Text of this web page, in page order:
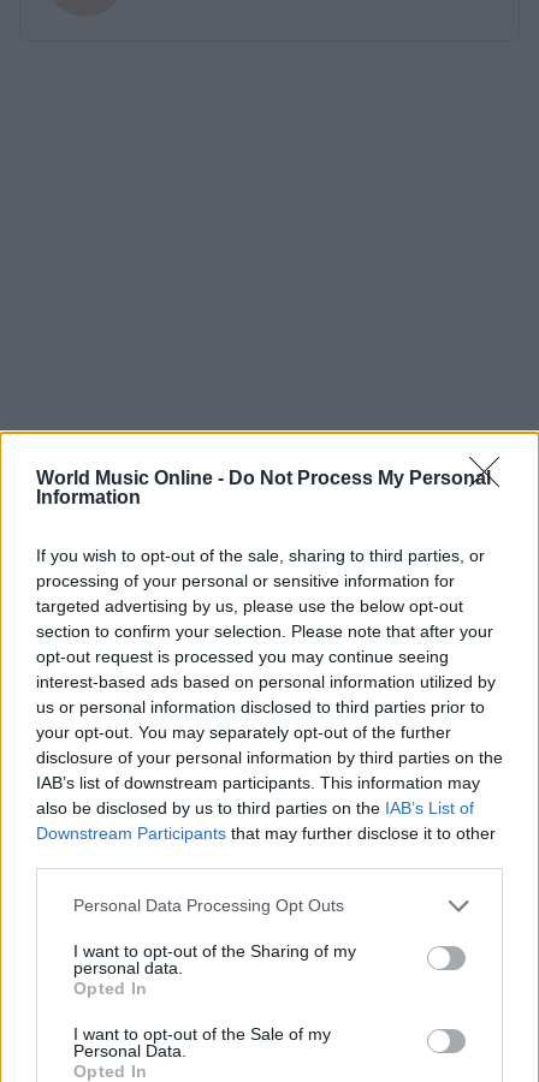
World Music Online - Do Not Process My Personal
Information
If you wish to opt-out of the sale, sharing to third parties, or
processing of your personal or sensitive information for
targeted advertising by us, please use the below opt-out
section to confirm your selection. Please note that after your
opt-out request is processed you may continue seeing
interest-based ads based on personal information utilized by
us or personal information disclosed to third parties prior to
your opt-out. You may separately opt-out of the further
disclosure of your personal information by third parties on the
IAB’s list of downstream participants. This information may
also be disclosed by us to third parties on the IAB’s List of
Downstream Participants that may further disclose it to other
Please note that this website/app uses one or more Google
not limited to your visit or usage behaviour. You may click to
grant or deny consent to Google and its third-party tags to
use your data for below specified purposes in below Google
consent section.
Personal Data Processing Opt Outs
I want to opt-out of the Sharing of my
personal data.
Opted In
I want to opt-out of the Sale of my
Personal Data.
Opted In
Continua a leggere
NEWS
Ariana Grande debutta al primo posto con Petal e
Letizia Fontana · 8 Ago 2026